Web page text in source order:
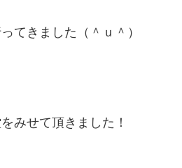
てきました（＾ｕ＾）
みせて頂きました！